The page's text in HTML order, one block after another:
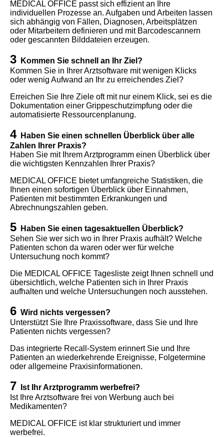
MEDICAL OFFICE passt sich effizient an Ihre
individuellen Prozesse an. Aufgaben und Arbeiten lassen
sich abhängig von Fällen, Diagnosen, Arbeitsplätzen
oder Mitarbeitern definieren und mit Barcodescannern
oder gescannten Bilddateien erzeugen.
3 Kommen Sie schnell an Ihr Ziel?
Kommen Sie in Ihrer Arztsoftware mit wenigen Klicks
oder wenig Aufwand an Ihr zu erreichendes Ziel?
Erreichen Sie Ihre Ziele oft mit nur einem Klick, sei es die
Dokumentation einer Grippeschutzimpfung oder die
automatisierte Ressourcenplanung.
4Haben Sie einen schnellen Überblick über alle
Zahlen Ihrer Praxis?
Haben Sie mit Ihrem Arztprogramm einen Überblick über
die wichtigsten Kennzahlen Ihrer Praxis?
MEDICAL OFFICE bietet umfangreiche Statistiken, die
Ihnen einen sofortigen Überblick über Einnahmen,
Patienten mit bestimmten Erkrankungen und
Abrechnungszahlen geben.
5 Haben Sie einen tagesaktuellen Überblick?
Sehen Sie wer sich wo in Ihrer Praxis aufhält? Welche
Patienten schon da waren oder wer für welche
Untersuchung noch kommt?
Die MEDICAL OFFICE Tagesliste zeigt Ihnen schnell und
übersichtlich, welche Patienten sich in Ihrer Praxis
aufhalten und welche Untersuchungen noch ausstehen.
6 Wird nichts vergessen?
Unterstützt Sie Ihre Praxissoftware, dass Sie und Ihre
Patienten nichts vergessen?
Das integrierte Recall-System erinnert Sie und Ihre
Patienten an wiederkehrende Ereignisse, Folgetermine
oder allgemeine Praxisinformationen.
7 Ist Ihr Arztprogramm werbefrei?
Ist Ihre Arztsoftware frei von Werbung auch bei
Medikamenten?
MEDICAL OFFICE ist klar strukturiert und immer
werbefrei.